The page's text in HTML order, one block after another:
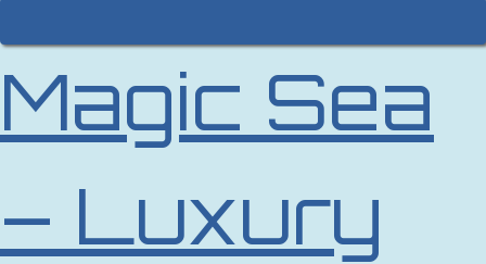
Magic Sea
– Luxury